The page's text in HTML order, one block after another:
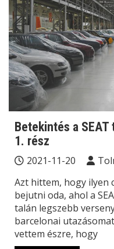
Betekintés a
1. rész
2021-11-20
Azt hittem, hogy ilyen
bejutni oda, ahol a
talán legszebb
barcelonai
vettem észre, hogy